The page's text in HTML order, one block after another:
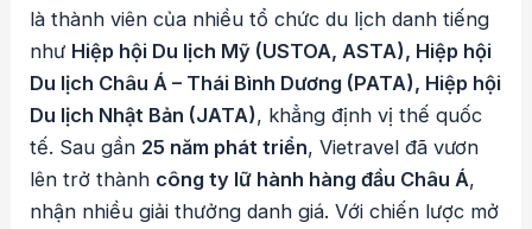
là thành viên của nhiều tổ chức du lịch danh tiếng
như Hiệp hội Du lịch Mỹ (USTOA, ASTA), Hiệp hội
Du lịch Châu Á – Thái Bình Dương (PATA), Hiệp hội
Du lịch Nhật Bản (JATA), khẳng định vị thế quốc
tế. Sau gần 25 năm phát triển, Vietravel đã vươn
lên trở thành công ty lữ hành hàng đầu Châu Á,
nhận nhiều giải thưởng danh giá. Với chiến lược mở